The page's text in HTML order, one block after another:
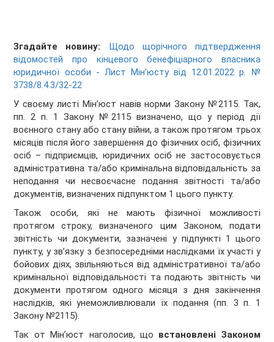
Згадайте новину:
Щодо щорічного підтвердження
відомостей про кінцевого бенефіціарного власника
юридичної особи - Лист Мін’юсту від 12.01.2022 р. №
3738/8.4.3/32-22
У своєму листі Мінʼюст навів норми Закону №2115. Так,
пп. 2 п. 1 Закону №2115 визначено, що у період дії
воєнного стану або стану війни, а також протягом трьох
місяців після його завершення до фізичних осіб, фізичних
осіб – підприємців, юридичних осіб не застосовується
адміністративна та/або кримінальна відповідальність за
неподання чи несвоєчасне подання звітності та/або
документів, визначених підпунктом 1 цього пункту.
Також особи, які не мають фізичної можливості
протягом строку, визначеного цим Законом, подати
звітність чи документи, зазначені у підпункті 1 цього
пункту, у зв’язку з безпосередніми наслідками їх участі у
бойових діях, звільняються від адміністративної та/або
кримінальної відповідальності та подають звітність чи
документи протягом одного місяця з дня закінчення
наслідків, які унеможливлювали їх подання (пп. 3 п. 1
Закону №2115).
Так от Мінʼюст наголосив, що встановлені Законом